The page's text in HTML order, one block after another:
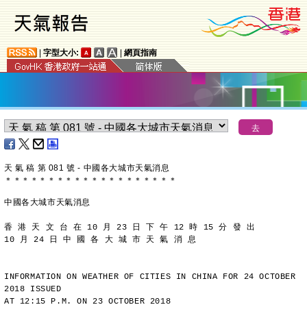
字型大小: 網頁指南
天 氣 稿 第 081 號 - 中國各大城市天氣消息
＊ ＊ ＊ ＊ ＊ ＊ ＊ ＊ ＊ ＊ ＊ ＊ ＊ ＊ ＊ ＊ ＊ ＊ ＊ ＊
中國各大城市天氣消息
香 港 天 文 台 在 10 月 23 日 下 午 12 時 15 分 發 出
10 月 24 日 中 國 各 大 城 市 天 氣 消 息
INFORMATION ON WEATHER OF CITIES IN CHINA FOR 24 OCTOBER
2018 ISSUED
AT 12:15 P.M. ON 23 OCTOBER 2018